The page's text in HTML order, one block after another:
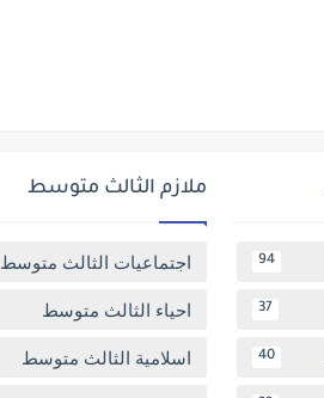
94
37
40
ملازم الثالث متوسط
اجتماعيات الثالث متوسط
احياء الثالث متوسط
اسلامية الثالث متوسط